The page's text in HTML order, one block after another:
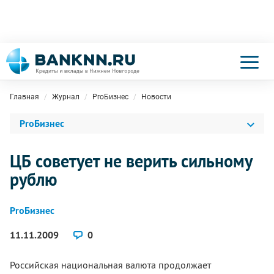
Главная Журнал ProБизнес Новости
ProБизнес
ЦБ советует не верить сильному
рублю
ProБизнес
11.11.2009
0
Российская национальная валюта продолжает